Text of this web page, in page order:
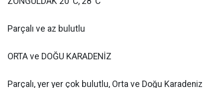
Parçalı ve az bulutlu
ORTA ve DOĞU KARADENİZ
Parçalı, yer yer çok bulutlu, Orta ve Doğu Karadeniz